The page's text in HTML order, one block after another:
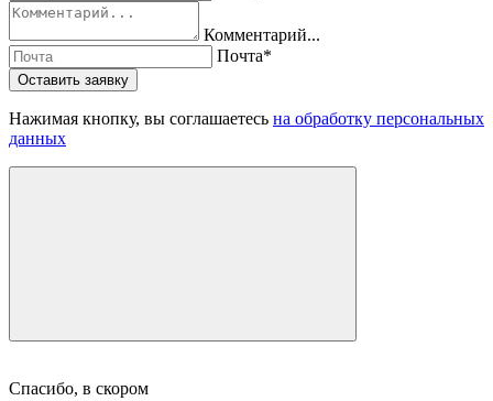
Комментарий...
Почта*
Оставить заявку
Нажимая кнопку, вы соглашаетесь на обработку персональных
данных
Спасибо, в скором